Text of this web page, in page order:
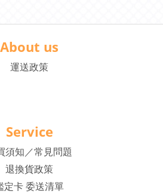
About us
運送政策
Service
須知／常見問題
退換貨政策
定卡 委送清單